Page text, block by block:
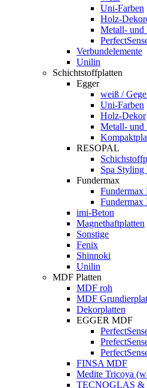
Uni-Farben
Holz-
Metall- und
Verbundelemente
Unilin
Schichtstoffplatten
Egger
weiß /
Uni-Farben
Holz-Dekor
Metall- und
RESOPAL
Spa Styling
Fundermax
Fundermax
Fundermax
imi-Beton
Magnethaftplatten
Sonstige
Fenix
Shinnoki
Unilin
MDF Platten
MDF roh
MDF
Dekorplatten
EGGER MDF
FINSA MDF
Medite Tricoya
TECNOGLAS &